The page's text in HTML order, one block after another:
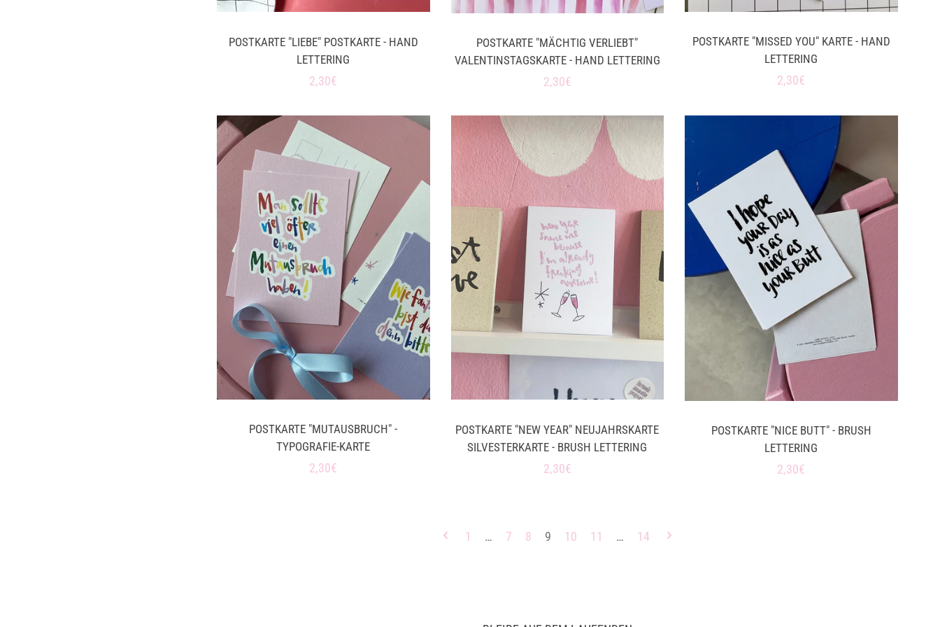
POSTKARTE "LIEBE" POSTKARTE - HAND
LETTERING
Normaler
2,30€
POSTKARTE "MÄCHTIG VERLIEBT"
VALENTINSTAGSKARTE - HAND LETTERING
Normaler
2,30€
POSTKARTE "MISSED YOU" KARTE - HAND
LETTERING
Normaler
2,30€
POSTKARTE "MUTAUSBRUCH" -
TYPOGRAFIE-KARTE
Normaler
2,30€
POSTKARTE "NEW YEAR" NEUJAHRSKARTE
SILVESTERKARTE - BRUSH LETTERING
Normaler
2,30€
POSTKARTE "NICE BUTT" - BRUSH
LETTERING
Normaler
2,30€
1 … 7 8 9 10 11 … 14